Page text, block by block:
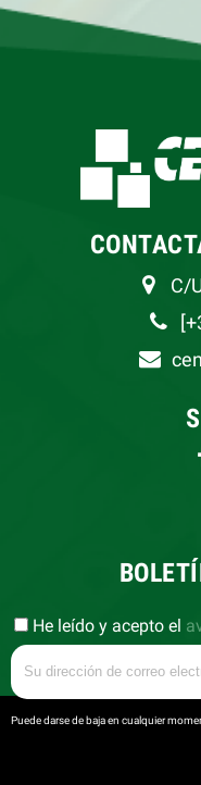
C/
He leído y acepto el
Puede darse de baja en cualquier